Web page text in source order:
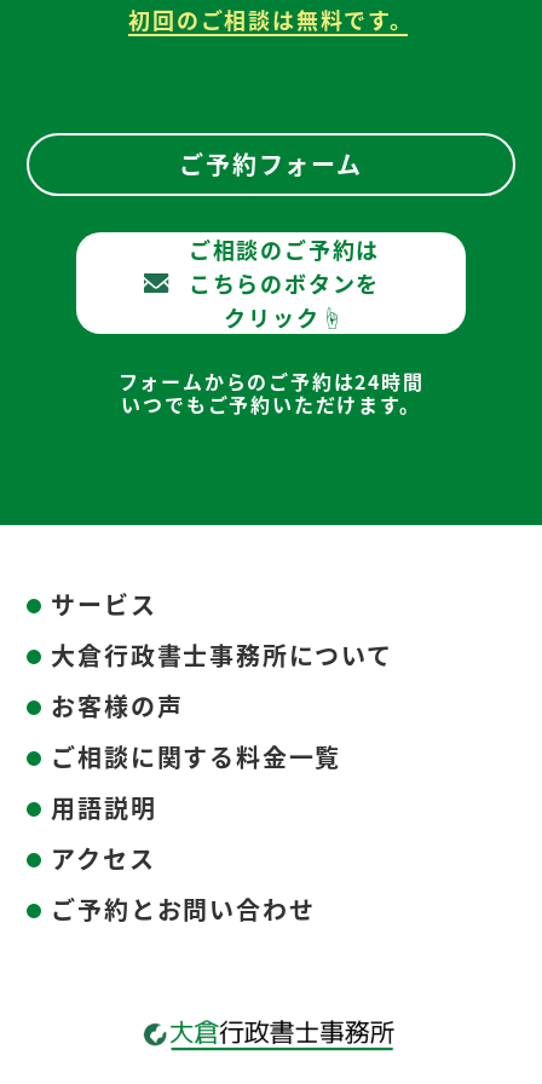
初回のご相談は無料です。
ご予約フォーム
ご相談のご予約は
こちらのボタンを
クリック☝
フォームからのご予約は24時間
いつでもご予約いただけます。
サービス
大倉行政書士事務所について
お客様の声
ご相談に関する料金一覧
用語説明
アクセス
ご予約とお問い合わせ